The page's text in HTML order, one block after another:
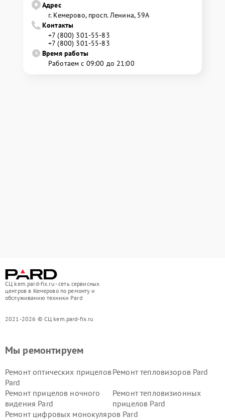
Адрес
г. Кемерово, просп. Ленина, 59А
Контакты
+7 (800) 301-55-83
+7 (800) 301-55-83
Время работы
Работаем с 09:00 до 21:00
СЦ kem.pard-fix.ru - сеть сервисных
центров в Кемерово по ремонту и
обслуживанию техники Pard
2021-2026 © СЦ kem.pard-fix.ru
Мы ремонтируем
Ремонт оптических прицелов
Pard
Ремонт тепловизоров Pard
Ремонт прицелов ночного
видения Pard
Ремонт тепловизионных
прицелов Pard
Ремонт цифровых монокуляров Pard